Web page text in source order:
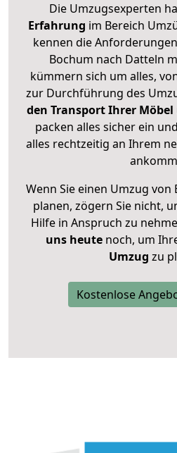
Die Umzugsexperten
Erfahrung im Bereich
kennen die
Bochum nach Datteln
kümmern sich um alles,
zur Durchführung des
den Transport Ihrer
packen alles sicher ein
alles rechtzeitig an Ihrem
Wenn Sie einen Umzug
planen, zögern Sie nicht,
Hilfe in Anspruch zu
uns heutenoch, um
Umzug zu
Kostenlose